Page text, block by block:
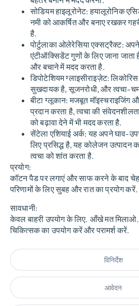
विनिर्देश
आवेदन
सोडियम हाइलूरोनेट: हयालूरोनिक
नमी को आकर्षित और बनाए रखकर
है.
पोर्टुलाका ओलेरेसिया एक्सट्रैक्ट:
एंटीऑक्सिडेंट गुणों के लिए जाना जाता
और बचाने में मदद करता है.
डिपोटेशियम ग्लाइसीराइज़ेट:
सुखदायक है, सूजनरोधी, और त्वचा-
बीटा ग्लूकान: मजबूत मॉइस्चराइजिंग
प्रदान करता है, त्वचा की
को बढ़ावा देने में भी मदद करता है.
सेंटेला एशियाई अर्क: यह अपने घाव-
लिए प्रसिद्ध है, यह कोलेजन उत्पादन
त्वचा को शांत करता है.
प्रयोग:
कॉटन पैड पर लगाएं और साफ करने के बाद चेहरे
परिणामों के लिए सुबह और रात का प्रयोग करें.
सावधानी:
केवल बाहरी उपयोग के लिए. आँखे मत
चिकित्सक का उपयोग करें और परामर्श करें.